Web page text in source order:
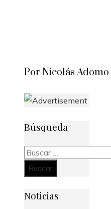
Por Nicolás Adomo
Búsqueda
Buscar:
Noticias